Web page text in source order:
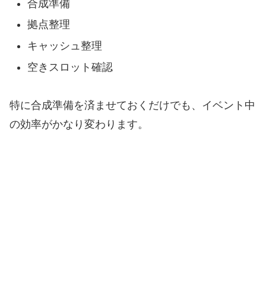
合成準備
拠点整理
キャッシュ整理
空きスロット確認
特に合成準備を済ませておくだけでも、イベント中
の効率がかなり変わります。